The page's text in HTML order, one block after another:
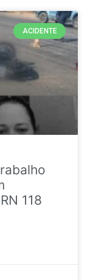
ACIDENTE
118